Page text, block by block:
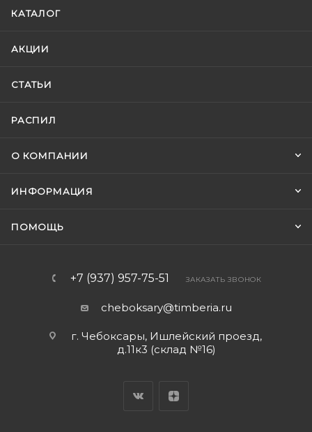
КАТАЛОГ
АКЦИИ
СТАТЬИ
РАСПИЛ
О КОМПАНИИ
ИНФОРМАЦИЯ
ПОМОЩЬ
+7 (937) 957-75-51 ЗАКАЗАТЬ ЗВОНОК
cheboksary@timberia.ru
г. Чебоксары, Ишлейский проезд,
д.11к3 (склад №16)